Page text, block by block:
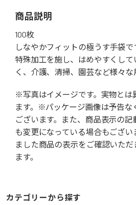
商品説明
100枚
しなやかフィットの極うす手袋
特殊加工を施し、はめやすくして
く、介護、清掃、園芸など様々な
※写真はイメージです。実物とは
ます。※パッケージ画像は予告な
ございます。また、商品表示の
も変更になっている場合もござい
ました商品の表示をご確認いた
ます。
カテゴリーから探す